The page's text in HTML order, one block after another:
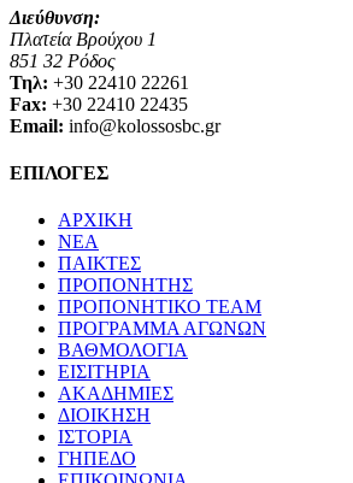
Διεύθυνση:
Πλατεία Βρούχου 1
851 32 Ρόδος
Τηλ: +30 22410 22261
Fax: +30 22410 22435
Email: info@kolossosbc.gr
ΕΠΙΛΟΓΕΣ
ΑΡΧΙΚΗ
ΝΕΑ
ΠΑΙΚΤΕΣ
ΠΡΟΠΟΝΗΤΗΣ
ΠΡΟΠΟΝΗΤΙΚΟ TEAM
ΠΡΟΓΡΑΜΜΑ ΑΓΩΝΩΝ
ΒΑΘΜΟΛΟΓΙΑ
ΕΙΣΙΤΗΡΙΑ
ΑΚΑΔΗΜΙΕΣ
ΔΙΟΙΚΗΣΗ
ΙΣΤΟΡΙΑ
ΓΗΠΕΔΟ